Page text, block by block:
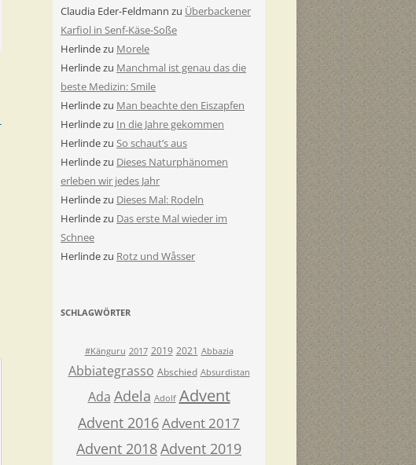
Claudia Eder-Feldmann zu Überbackener
Karfiol in Senf-Käse-Soße
Herlindezu Morele
Herlindezu Manchmal ist genau das die
beste Medizin: Smile
Herlindezu Man beachte den Eiszapfen
Herlindezu In die Jahre gekommen
Herlindezu So schaut’s aus
Herlindezu Dieses Naturphänomen
erleben wir jedes Jahr
Herlindezu Dieses Mal: Rodeln
Herlindezu Das erste Mal wieder im
Schnee
Herlindezu Rotz und Wåsser
SCHLAGWÖRTER
#Känguru 2017 2019 2021 Abbazia
Abbiategrasso Abschied Absurdistan
Ada Adela Adolf Advent
Advent 2016Advent 2017
Advent 2018Advent 2019